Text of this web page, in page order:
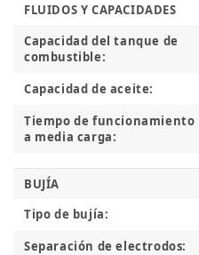
FLUIDOS Y CAPACIDADES
Capacidad del tanque de
combustible:
Capacidad de aceite:
Tiempo de funcionamiento
a media carga:
BUJÍA
Tipo de bujía:
Separación de electrodos: